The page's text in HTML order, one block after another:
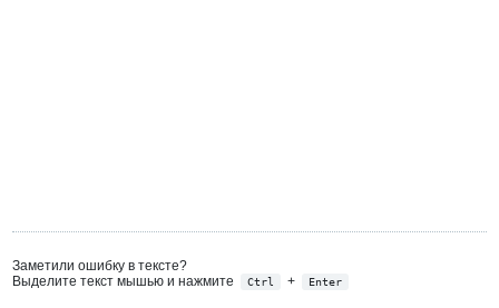
Заметили ошибку в тексте?
Выделите текст мышью и нажмите
Ctrl + Enter